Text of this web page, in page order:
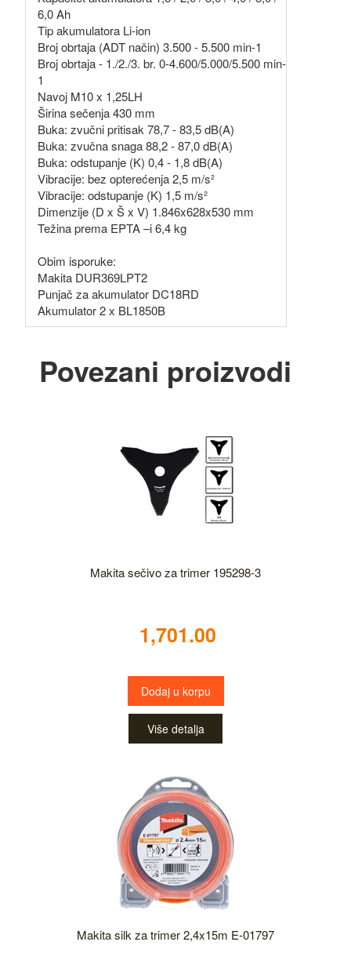
6,0 Ah
Tip akumulatora Li-ion
Broj obrtaja (ADT način) 3.500 - 5.500 min-1
Broj obrtaja - 1./2./3. br. 0-4.600/5.000/5.500 min-
1
Navoj M10 x 1,25LH
Širina sečenja 430 mm
Buka: zvučni pritisak 78,7 - 83,5 dB(A)
Buka: zvučna snaga 88,2 - 87,0 dB(A)
Buka: odstupanje (K) 0,4 - 1,8 dB(A)
Vibracije: bez opterećenja 2,5 m/s²
Vibracije: odstupanje (K) 1,5 m/s²
Dimenzije (D x Š x V) 1.846x628x530 mm
Težina prema EPTA –i 6,4 kg
Obim isporuke:
Makita DUR369LPT2
Punjač za akumulator DC18RD
Akumulator 2 x BL1850B
Povezani proizvodi
Makita sečivo za trimer 195298-3
1,701.00
Dodaj u korpu
Više detalja
Makita silk za trimer 2,4x15m E-01797